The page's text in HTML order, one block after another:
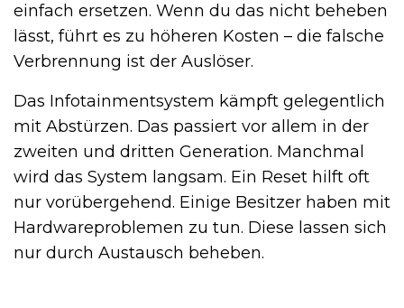
einfach ersetzen. Wenn du das nicht beheben
lässt, führt es zu höheren Kosten – die falsche
Verbrennung ist der Auslöser.
Das Infotainmentsystem kämpft gelegentlich
mit Abstürzen. Das passiert vor allem in der
zweiten und dritten Generation. Manchmal
wird das System langsam. Ein Reset hilft oft
nur vorübergehend. Einige Besitzer haben mit
Hardwareproblemen zu tun. Diese lassen sich
nur durch Austausch beheben.